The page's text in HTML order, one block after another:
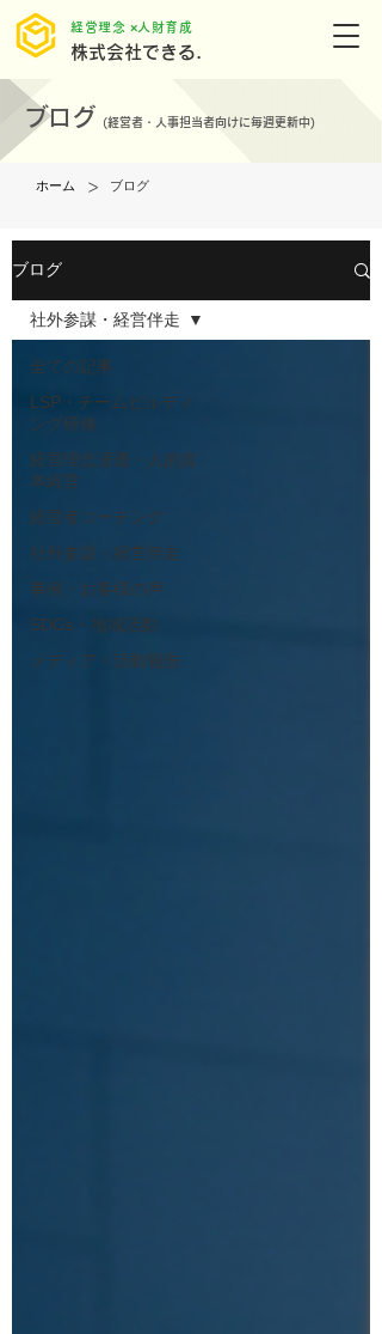
株式会社できる.
​経営理念 ×人財育成
ブログ (経営者・人事担当者向けに毎週更新中)
ホーム > ブログ
ブログ
全ての記事
LSP・チームビルディ
ング研修
経営理念浸透・人的資
本経営
経営者コーチング
社外参謀・経営伴走
事例・お客様の声
SDGs・地域活動
メディア・活動報告
社外参謀・経営伴走